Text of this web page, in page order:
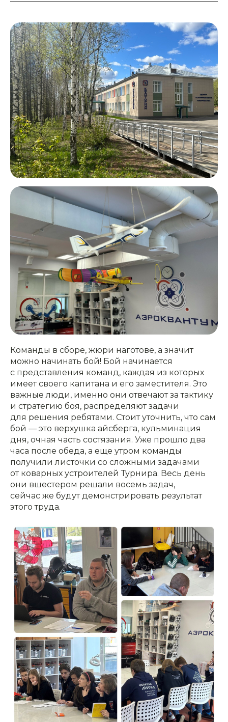
Команды в сборе, жюри наготове, а значит
можно начинать бой! Бой начинается
с представления команд, каждая из которых
имеет своего капитана и его заместителя. Это
важные люди, именно они отвечают за тактику
и стратегию боя, распределяют задачи
для решения ребятами. Стоит уточнить, что сам
бой — это верхушка айсберга, кульминация
дня, очная часть состязания. Уже прошло два
часа после обеда, а еще утром команды
получили листочки со сложными задачами
от коварных устроителей Турнира. Весь день
они вшестером решали восемь задач,
сейчас же будут демонстрировать результат
этого труда.